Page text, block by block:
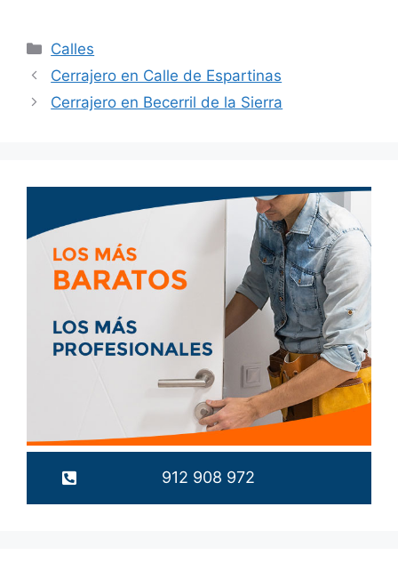
Calles
Cerrajero en Calle de Espartinas
Cerrajero en Becerril de la Sierra
912 908 972